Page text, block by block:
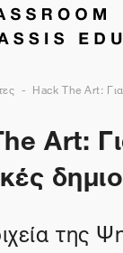
Hack The Art:
Art:
της